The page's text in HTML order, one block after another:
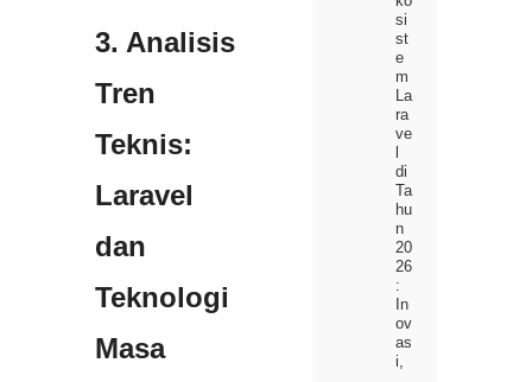
3. Analisis
Tren
Teknis:
Laravel
dan
Teknologi
Masa
si
st
e
m
La
ra
ve
di
Ta
hu
n
20
26
:
In
ov
as
i,